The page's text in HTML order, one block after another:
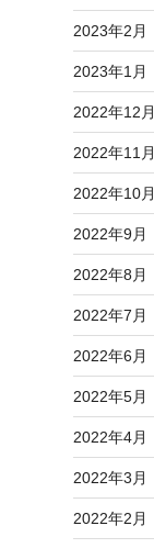
2023年2月
2023年1月
2022年12月
2022年11月
2022年10月
2022年9月
2022年8月
2022年7月
2022年6月
2022年5月
2022年4月
2022年3月
2022年2月